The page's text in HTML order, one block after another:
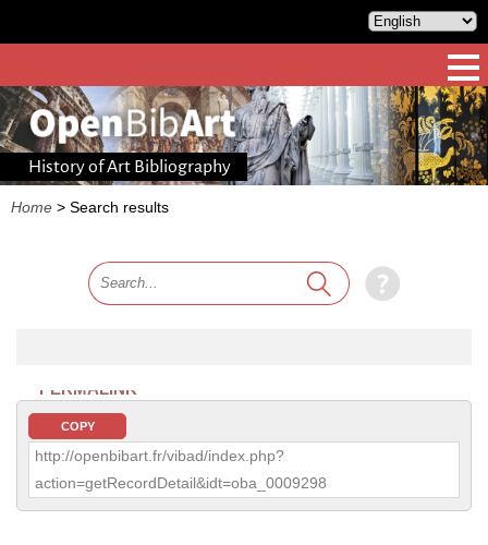
History of Art Bibliography
Home > Search results
PERMALINK
COPY
http://openbibart.fr/vibad/index.php?
action=getRecordDetail&idt=oba_0009298